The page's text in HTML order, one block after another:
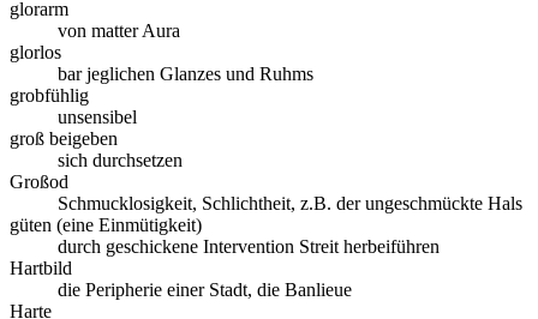
glorarm
von matter Aura
glorlos
bar jeglichen Glanzes und Ruhms
grobfühlig
unsensibel
groß beigeben
sich durchsetzen
Großod
Schmucklosigkeit, Schlichtheit, z.B. der ungeschmückte Hals
güten (eine Einmütigkeit)
durch geschickene Intervention Streit herbeiführen
Hartbild
die Peripherie einer Stadt, die Banlieue
Harte